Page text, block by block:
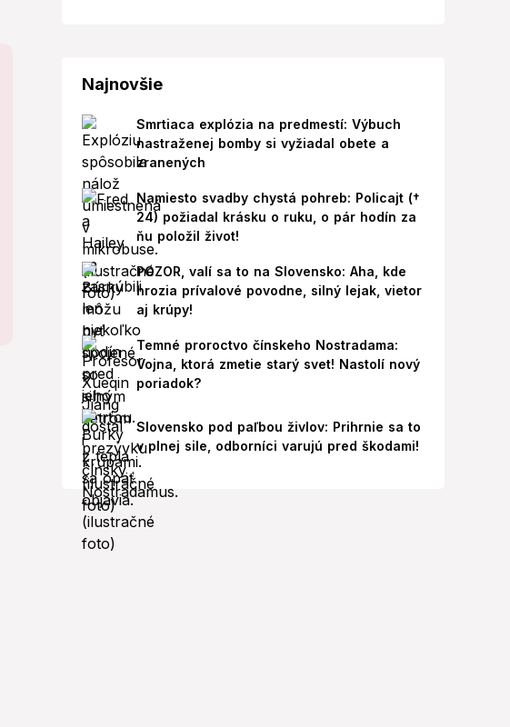
Najnovšie
Smrtiaca explózia na predmestí: Výbuch
nastraženej bomby si vyžiadal obete a
zranených
Namiesto svadby chystá pohreb: Policajt (†
24) požiadal krásku o ruku, o pár hodín za
ňu položil život!
POZOR, valí sa to na Slovensko: Aha, kde
hrozia prívalové povodne, silný lejak, vietor
aj krúpy!
Temné proroctvo čínskeho Nostradama:
Vojna, ktorá zmetie starý svet! Nastolí nový
poriadok?
Slovensko pod paľbou živlov: Prihrnie sa to
v plnej sile, odborníci varujú pred škodami!